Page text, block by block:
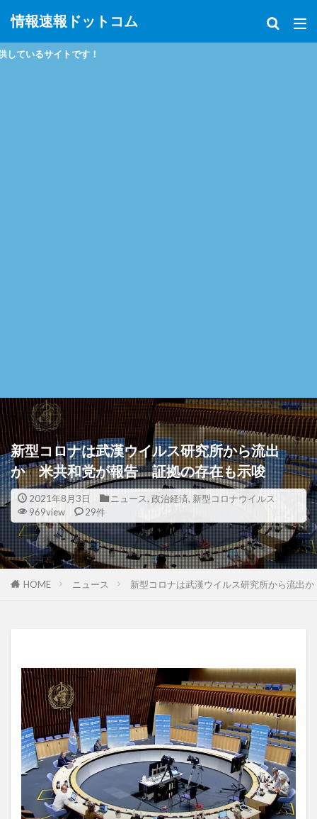
情報速報ドットコム
す！
新型コロナは武漢ウイルス研究所から流出
か 米共和党が報告 証拠の存在も示唆
2021年8月3日 ニュース, 政治経済, 新型コロナウイルス
969view
29件
HOME ニュース 新型コロナは武漢ウイルス研究所から流